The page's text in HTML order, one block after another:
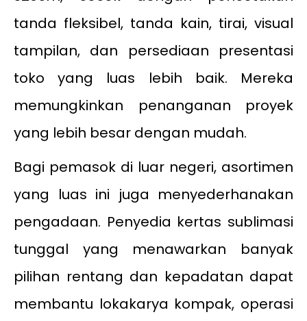
tanda fleksibel, tanda kain, tirai, visual
tampilan, dan persediaan presentasi
toko yang luas lebih baik. Mereka
memungkinkan penanganan proyek
yang lebih besar dengan mudah.
Bagi pemasok di luar negeri, asortimen
yang luas ini juga menyederhanakan
pengadaan. Penyedia kertas sublimasi
tunggal yang menawarkan banyak
pilihan rentang dan kepadatan dapat
membantu lokakarya kompak, operasi